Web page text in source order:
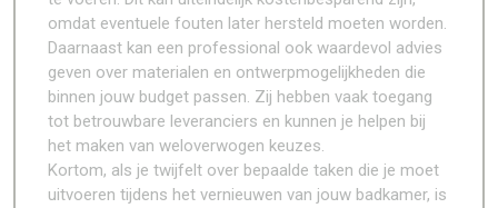
omdat eventuele fouten later hersteld moeten worden.
Daarnaast kan een professional ook waardevol advies
geven over materialen en ontwerpmogelijkheden die
binnen jouw budget passen. Zij hebben vaak toegang
tot betrouwbare leveranciers en kunnen je helpen bij
het maken van weloverwogen keuzes.
Kortom, als je twijfelt over bepaalde taken die je moet
uitvoeren tijdens het vernieuwen van jouw badkamer, is